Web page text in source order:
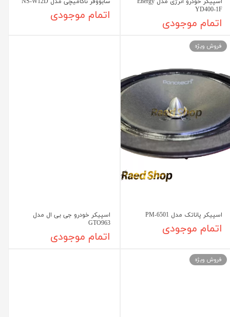
YD400-1F
اتمام موجودی
اتمام موجودی
اسپیکر پاناتک مدل PM-6501
اتمام موجودی
فروش ویژه
اسپیکر خودرو جی بی ال مدل
GTO963
اتمام موجودی
فروش ویژه